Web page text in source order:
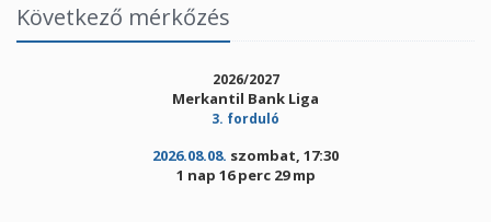
Következő mérkőzés
2026/2027
Merkantil Bank Liga
3. forduló
2026.08.08. szombat, 17:30
1 nap 16 perc 29 mp